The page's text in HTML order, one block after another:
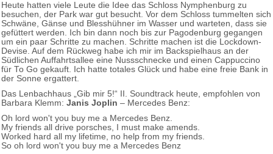
Heute hatten viele Leute die Idee das Schloss Nymphenburg zu
besuchen, der Park war gut besucht. Vor dem Schloss tummelten sich
Schwäne, Gänse und Blesshühner im Wasser und warteten, dass sie
gefüttert werden. Ich bin dann noch bis zur Pagodenburg gegangen
um ein paar Schritte zu machen. Schritte machen ist die Lockdown-
Devise. Auf dem Rückweg habe ich mir im Backspielhaus an der
Südlichen Auffahrtsallee eine Nussschnecke und einen Cappuccino
für To Go gekauft. Ich hatte totales Glück und habe eine freie Bank in
der Sonne ergattert.
Das Lenbachhaus „Gib mir 5!“ II. Soundtrack heute, empfohlen von
Barbara Klemm: Janis Joplin – Mercedes Benz:
Oh lord won't you buy me a Mercedes Benz.
My friends all drive porsches, I must make amends.
Worked hard all my lifetime, no help from my friends.
So oh lord won't you buy me a Mercedes Benz